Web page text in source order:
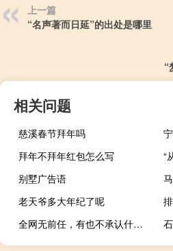
上一篇
“名声著而日延”的出处是哪里
“
相关问题
慈溪春节拜年吗
拜年不拜年红包怎么写
“
别墅广告语
老天爷多大年纪了呢
全网无前任，有也不承认什么梗